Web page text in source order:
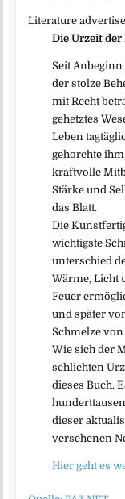
Literature
Die Urzeit
Seit
der stolze
mit Recht
gehetztes
Leben
gehorchte
kraftvolle
Stärke und
das Blatt.
Die
wichtigste
unterschied
Wärme, Licht
Feuer
und später
Schmelze
Wie sich der
schlichten
dieses Buch.
dieser
versehenen
Hier geht es